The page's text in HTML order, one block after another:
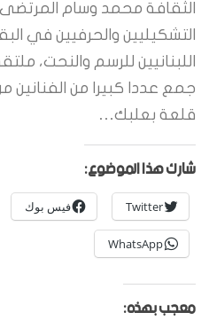
الثقافة محمد وسام
التشكيليين والحرفيين في
اللبنانيين للرسم والنحت،
جمع عددا كبيرا من الفنانين
قلعة بعلبك…
شارك هذا الموضوع:
Twitter فيس بوك
WhatsApp
معجب بهذه: